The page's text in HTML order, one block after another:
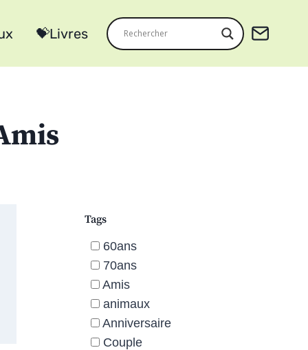
💝Livres
Tags
60ans
70ans
Amis
animaux
Anniversaire
Couple